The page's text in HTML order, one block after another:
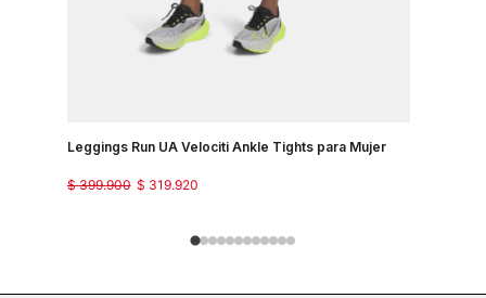
Leggings Run UA Velociti Ankle Tights para Mujer
$ 319.920
$ 399.900